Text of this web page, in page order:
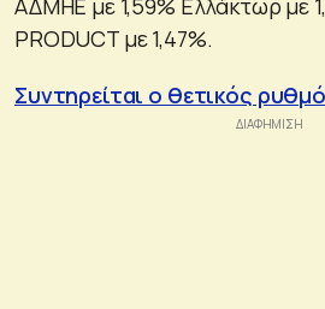
PRODUCT με 1,47%.
Συντηρείται ο θετικός